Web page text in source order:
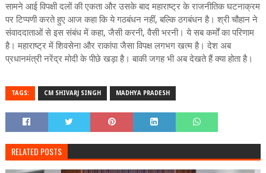
सामने आई विपक्षी दलों की एकता और उसके बाद महाराष्ट्र के राजनीतिक घटनाक्रम
पर टिप्पणी करते हुए आज कहा कि ये गठबंधन नहीं, बल्कि ठगबंधन है। श्री चौहान ने
संवाददाताओं से इस संबंध में कहा, जैसी करनी, वैसी भरनी। ये सब कर्मों का परिणाम
है। महाराष्ट्र में शिवसेना और राकांपा जैसा विपक्ष लगभग खत्म है। देश अब
प्रधानमंत्री नरेंद्र मोदी के पीछे खड़ा है। बाकी जगह भी अब देखते हैं क्या होता है।
TAGS: CM SHIVARJ SINGH MADHYA PRADESH
RELATED POSTS